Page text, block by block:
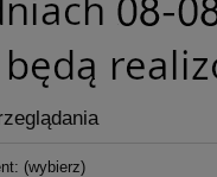
(wybierz)